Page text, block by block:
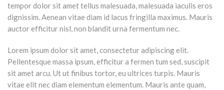
tempor dolor sit amet tellus malesuada, malesuada iaculis eros
dignissim. Aenean vitae diam id lacus fringilla maximus. Mauris
auctor efficitur nisl, non blandit urna fermentum nec.
Lorem ipsum dolor sit amet, consectetur adipiscing elit.
Pellentesque massa ipsum, efficitur a fermen tum sed, suscipit
sit amet arcu. Ut ut finibus tortor, eu ultrices turpis. Mauris
vitae elit nec diam elementum elementum. Mauris ante quam,